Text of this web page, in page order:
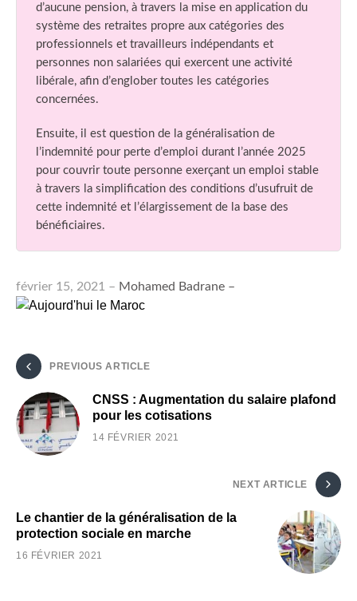
d’aucune pension, à travers la mise en application du
système des retraites propre aux catégories des
professionnels et travailleurs indépendants et
personnes non salariées qui exercent une activité
libérale, afin d’englober toutes les catégories
concernées.
Ensuite, il est question de la généralisation de
l’indemnité pour perte d’emploi durant l’année 2025
pour couvrir toute personne exerçant un emploi stable
à travers la simplification des conditions d’usufruit de
cette indemnité et l’élargissement de la base des
bénéficiaires.
février 15, 2021 – Mohamed Badrane –
PREVIOUS ARTICLE
CNSS : Augmentation du salaire plafond
pour les cotisations
14 FÉVRIER 2021
NEXT ARTICLE
Le chantier de la généralisation de la
protection sociale en marche
16 FÉVRIER 2021